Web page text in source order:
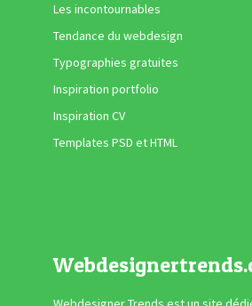
Les incontournables
Tendance du webdesign
Typographies gratuites
Inspiration portfolio
Inspiration CV
Templates PSD et HTML